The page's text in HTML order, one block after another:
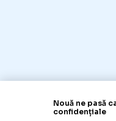
Nouă ne pasă
confidențiale